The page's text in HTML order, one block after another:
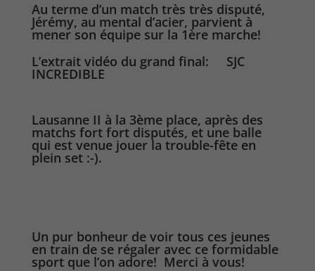
Au terme d’un match très très disputé,
Jérémy, au mental d’acier, parvient à
mener son équipe sur la 1ère marche!
L’extrait vidéo du grand final: SJC
INCREDIBLE
Lausanne II à la 3ème place, après des
matchs fort fort disputés, et une balle
qui est venue jouer la trouble-fête en
plein set :-).
Un pur bonheur de voir tous ces jeunes
en train de se régaler avec ce formidable
sport que l’on adore! Merci à vous!